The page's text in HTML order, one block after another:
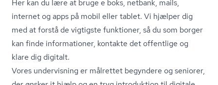
Her kan du lære at bruge e boks, netbank, mails,
internet og apps på mobil eller tablet. Vi hjælper dig
med at forstå de vigtigste funktioner, så du som borger
kan finde informationer, kontakte det offentlige og
klare dig digitalt.
Vores undervisning er målrettet begyndere og seniorer,